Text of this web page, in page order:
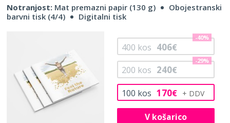
Notranjost: Mat premazni papir (130 g)
Obojestranski
barvni tisk (4/4)
Digitalni tisk
100 kos 170€
200 kos 240€
-29%
400 kos 406€
-40%
V košarico